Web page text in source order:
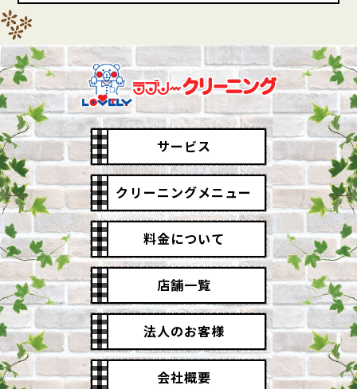
サービス
クリーニングメニュー
料金について
店舗一覧
法人のお客様
会社概要